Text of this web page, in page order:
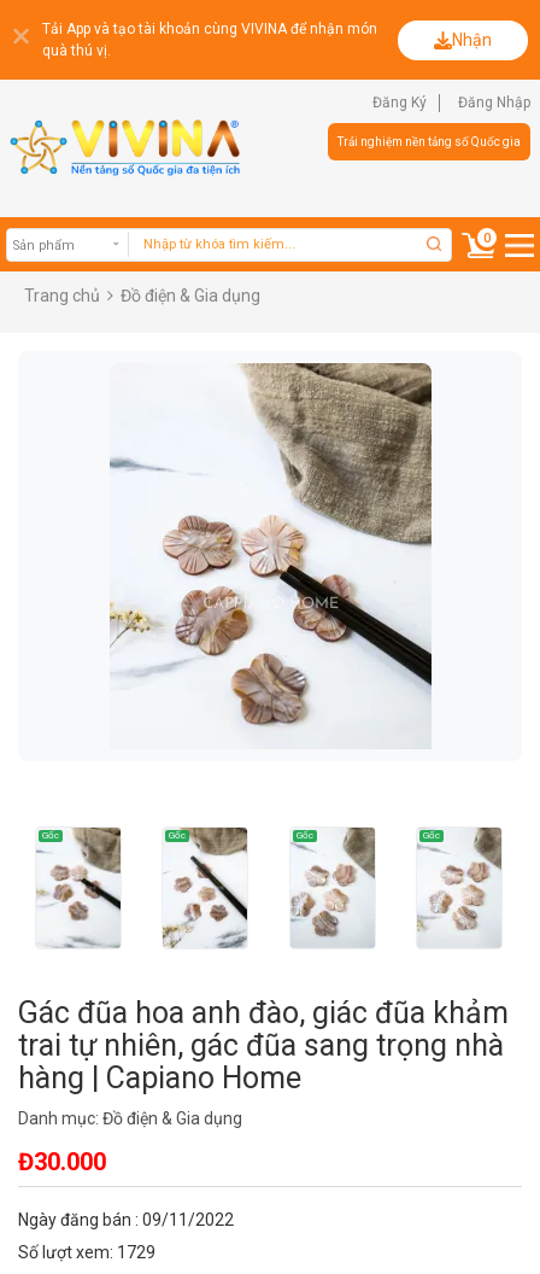
Tải App và tạo tài khoản cùng VIVINA để nhận món
quà thú vị.
Nhận
Đăng Ký Đăng Nhập
Trải nghiệm nền tảng số Quốc gia
0
Trang chủ Đồ điện & Gia dụng
Gác đũa hoa anh đào, giác đũa khảm
trai tự nhiên, gác đũa sang trọng nhà
hàng | Capiano Home
Danh mục: Đồ điện & Gia dụng
Đ30.000
Ngày đăng bán : 09/11/2022
Số lượt xem: 1729